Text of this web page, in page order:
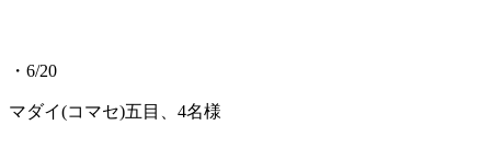
・6/20
マダイ(コマセ)五目、4名様